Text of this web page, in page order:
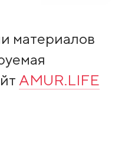
материалов
AMUR.LIFE